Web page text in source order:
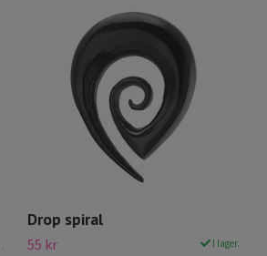
Drop spiral
55 kr I lager.